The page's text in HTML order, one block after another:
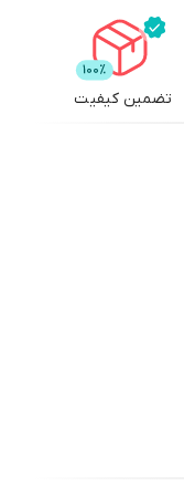
تضمین کیفیت